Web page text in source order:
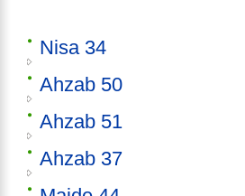
Nisa 34
Ahzab 50
Ahzab 51
Ahzab 37